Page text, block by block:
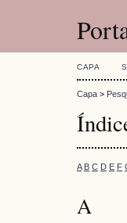
CAPA
Capa >
A B C D E F
A